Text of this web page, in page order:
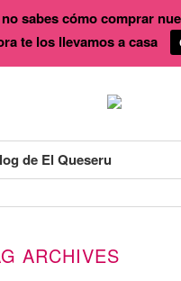
de El Queseru
ARCHIVES
sabes cómo comprar
te los llevamos a casa